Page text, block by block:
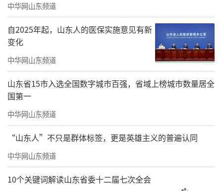
中华网山东频道
自2025年起，山东人的医保实施意见有新
变化
中华网山东频道
山东省15市入选全国数字城市百强，省域上榜城市数量居全
国第一
中华网山东频道
“山东人”不只是群体标签，更是英雄主义的普遍认同
中华网山东频道
10个关键词解读山东省委十二届七次全会